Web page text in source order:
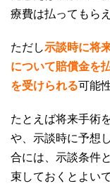
療費は払ってもら
ただし示談時に将
について賠償金を
を受けられる可能
たとえば将来手術
や、示談時に予想
合には、示談条件
束しておくとよい